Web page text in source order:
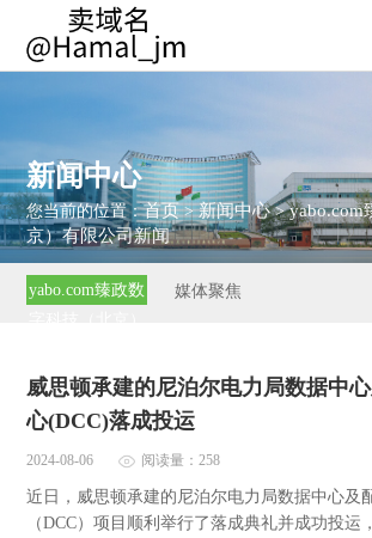
新闻中心
您当前的位置：首页>新闻中心>yabo.com
京）有限公司新闻
yabo.com臻政数
媒体聚焦
威思顿承建的尼泊尔电力局数据中
心(DCC)落成投运
2024-08-06 阅读量：258
近日，威思顿承建的尼泊尔电力局数据中心及
（DCC）项目顺利举行了落成典礼并成功投运